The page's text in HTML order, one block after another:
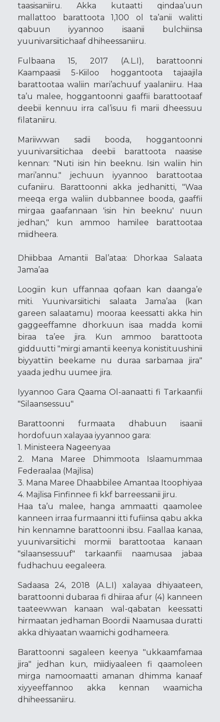
taasisaniiru. Akka kutaatti qindaa’uun
mallattoo barattoota 1,100 ol ta’anii walitti
qabuun iyyannoo isaanii bulchiinsa
yuunivarsiitichaaf dhiheessaniiru.
Fulbaana 15, 2017 (A.L.I), barattoonni
Kaampaasii 5-Kiiloo hoggantoota tajaajila
barattootaa waliin mari’achuuf yaalaniiru. Haa
ta’u malee, hoggantoonni gaaffii barattootaaf
deebii kennuu irra cal’isuu fi marii dheessuu
filataniiru.
Mariiwwan sadii booda, hoggantoonni
yuunivarsiitichaa deebii barattoota naasise
kennan: "Nuti isin hin beeknu. Isin waliin hin
mari’annu." jechuun iyyannoo barattootaa
cufaniiru. Barattoonni akka jedhanitti, "Waa
meeqa erga waliin dubbannee booda, gaaffii
mirgaa gaafannaan 'isin hin beeknu' nuun
jedhan," kun ammoo hamilee barattootaa
miidheera.
Dhiibbaa Amantii Bal’ataa: Dhorkaa Salaata
Jama’aa
Loogiin kun uffannaa qofaan kan daanga’e
miti. Yuunivarsiitichi salaata Jama’aa (kan
gareen salaatamu) mooraa keessatti akka hin
gaggeeffamne dhorkuun isaa madda komii
biraa ta’ee jira. Kun ammoo barattoota
gidduutti "mirgi amantii keenya konistituushinii
biyyattiin beekame nu duraa sarbamaa jira"
yaada jedhu uumee jira.
Iyyannoo Gara Qaama Ol-aanaatti fi Tarkaanfii
"Silaansessuu"
Barattoonni furmaata dhabuun isaanii
hordofuun xalayaa iyyannoo gara:
1. Ministeera Nageenyaa
2. Mana Maree Dhimmoota Islaamummaa
Federaalaa (Majlisa)
3. Mana Maree Dhaabbilee Amantaa Itoophiyaa
4. Majlisa Finfinnee fi kkf barreessanii jiru.
Haa ta’u malee, hanga ammaatti qaamolee
kanneen irraa furmaanni itti fufiinsa qabu akka
hin kennamne barattoonni ibsu. Faallaa kanaa,
yuunivarsiitichi mormii barattootaa kanaan
"silaansessuuf" tarkaanfii naamusaa jabaa
fudhachuu eegaleera.
Sadaasa 24, 2018 (A.L.I) xalayaa dhiyaateen,
barattoonni dubaraa fi dhiiraa afur (4) kanneen
taateewwan kanaan wal-qabatan keessatti
hirmaatan jedhaman Boordii Naamusaa duratti
akka dhiyaatan waamichi godhameera.
Barattoonni sagaleen keenya "ukkaamfamaa
jira" jedhan kun, miidiyaaleen fi qaamoleen
mirga namoomaatti amanan dhimma kanaaf
xiyyeeffannoo akka kennan waamicha
dhiheessaniiru.